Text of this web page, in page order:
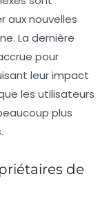
aux nouvelles
La dernière
pour
leur impact
les utilisateurs
plus
de